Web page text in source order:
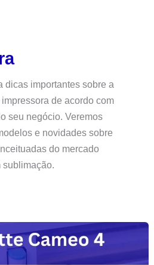
dicas importantes sobre a
de acordo com
seu negócio. Veremos
e novidades sobre
do mercado
sublimação.